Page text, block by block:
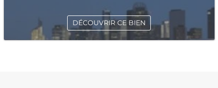
DÉCOUVRIR CE BIEN